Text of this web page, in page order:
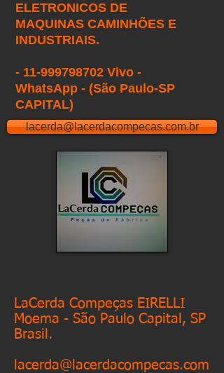
ELETRONICOS DE
MAQUINAS CAMINHÕES E
INDUSTRIAIS.
- 11-999798702 Vivo -
WhatsApp - (São Paulo-SP
CAPITAL)
lacerda@lacerdacompecas.com.br
LaCerda Compeças EIRELLI
Moema - São Paulo Capital, SP
Brasil.
lacerda@lacerdacompecas.com